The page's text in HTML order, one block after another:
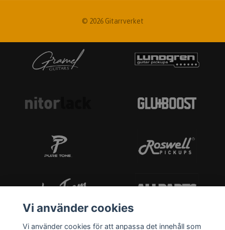
© 2026 Gitarrverket
Vi använder cookies
Vi använder cookies för att anpassa det innehåll som